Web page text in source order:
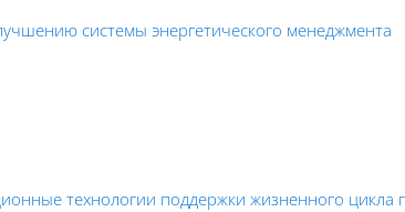
системы энергетического менеджмента
технологии поддержки жизненного цикла